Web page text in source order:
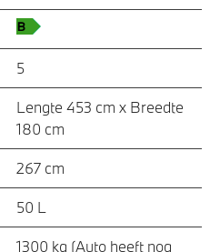
5
Lengte 453 cm x Breedte
180 cm
267 cm
50 L
1300 kg (Auto heeft nog